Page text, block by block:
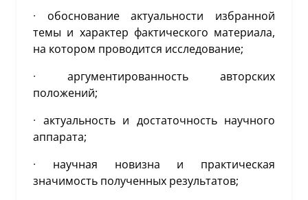
· обоснование актуальности избранной
темы и характер фактического материала,
на котором проводится исследование;
· аргументированность авторских
положений;
· актуальность и достаточность научного
аппарата;
· научная новизна и практическая
значимость полученных результатов;